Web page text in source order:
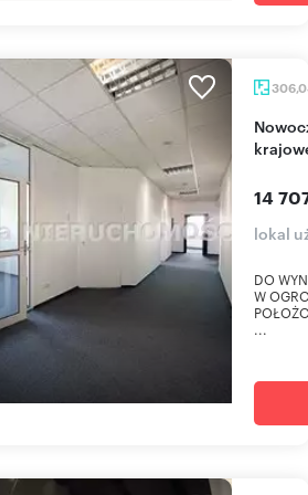
Nowoczesny lokal biurowy 306 m² przy drodze
14
lokal
DO
W
...